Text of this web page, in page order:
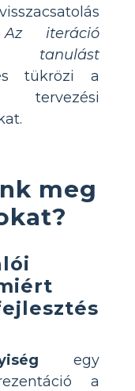
Az iteráció
tanulást
tükrözi a
meg
egy
a